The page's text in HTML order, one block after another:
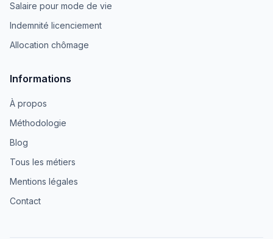
Salaire pour mode de vie
Indemnité licenciement
Allocation chômage
Informations
À propos
Méthodologie
Blog
Tous les métiers
Mentions légales
Contact